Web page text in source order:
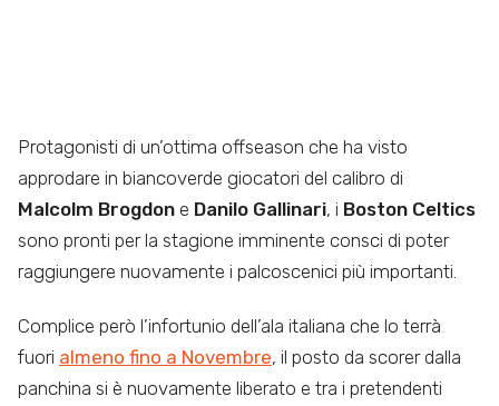
Protagonisti di un’ottima offseason che ha visto
approdare in biancoverde giocatori del calibro di
Malcolm Brogdon e Danilo Gallinari, i Boston Celtics
sono pronti per la stagione imminente consci di poter
raggiungere nuovamente i palcoscenici più importanti.
Complice però l’infortunio dell’ala italiana che lo terrà
fuori almeno fino a Novembre, il posto da scorer dalla
panchina si è nuovamente liberato e tra i pretendenti